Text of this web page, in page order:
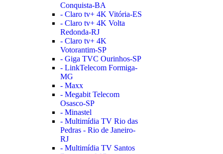
Conquista-BA
- Claro tv+ 4K Vitória-ES
- Claro tv+ 4K Volta
Redonda-RJ
- Claro tv+ 4K
Votorantim-SP
- Giga TVC Ourinhos-SP
- LinkTelecom Formiga-
MG
- Maxx
- Megabit Telecom
Osasco-SP
- Minastel
- Multimídia TV Rio das
Pedras - Rio de Janeiro-
RJ
- Multimídia TV Santos